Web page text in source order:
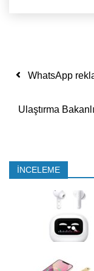
Yazı
WhatsApp
Ulaştırma
İNCELEME